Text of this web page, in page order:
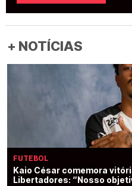
+ NOTÍCIAS
FUTEBOL
Kaio César comemora
Libertadores: “Nosso